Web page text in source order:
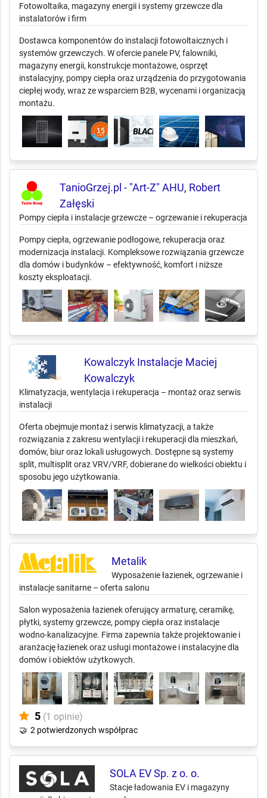
Fotowoltaika, magazyny energii i systemy grzewcze dla
instalatorów i firm
Dostawca komponentów do instalacji fotowoltaicznych i
systemów grzewczych. W ofercie panele PV, falowniki,
magazyny energii, konstrukcje montażowe, osprzęt
instalacyjny, pompy ciepła oraz urządzenia do przygotowania
ciepłej wody, wraz ze wsparciem B2B, wycenami i organizacją
montażu.
TanioGrzej.pl - "Art-Z" AHU, Robert
Załęski
Pompy ciepła i instalacje grzewcze – ogrzewanie i rekuperacja
Pompy ciepła, ogrzewanie podłogowe, rekuperacja oraz
modernizacja instalacji. Kompleksowe rozwiązania grzewcze
dla domów i budynków – efektywność, komfort i niższe
koszty eksploatacji.
Kowalczyk Instalacje Maciej
Kowalczyk
Klimatyzacja, wentylacja i rekuperacja – montaż oraz serwis
instalacji
Oferta obejmuje montaż i serwis klimatyzacji, a także
rozwiązania z zakresu wentylacji i rekuperacji dla mieszkań,
domów, biur oraz lokali usługowych. Dostępne są systemy
split, multisplit oraz VRV/VRF, dobierane do wielkości obiektu i
sposobu jego użytkowania.
Metalik
Wyposażenie łazienek, ogrzewanie i
instalacje sanitarne – oferta salonu
Salon wyposażenia łazienek oferujący armaturę, ceramikę,
płytki, systemy grzewcze, pompy ciepła oraz instalacje
wodno-kanalizacyjne. Firma zapewnia także projektowanie i
aranżację łazienek oraz usługi montażowe i instalacyjne dla
domów i obiektów użytkowych.
5 (1 opinie)
🤝 2 potwierdzonych współprac
SOLA EV Sp. z o. o.
Stacje ładowania EV i magazyny